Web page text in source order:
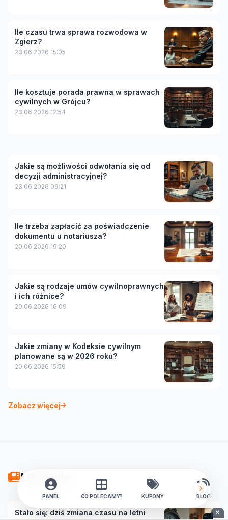
Ile czasu trwa sprawa rozwodowa w
Zgierz?
23.06.2026 15:05
Ile kosztuje porada prawna w sprawach
cywilnych w Grójcu?
23.06.2026 12:54
Jakie są możliwości odwołania się od
decyzji administracyjnej?
23.06.2026 09:21
Ile trzeba zapłacić za poświadczenie
dokumentu u notariusza?
20.06.2026 19:20
Jakie są rodzaje umów cywilnoprawnych
i ich różnice?
20.06.2026 16:09
Jakie zmiany w Kodeksie cywilnym
planowane są w 2026 roku?
20.06.2026 15:59
Zobacz więcej
Lifestyle
Stało się: dziś zmiana czasu na letni
PANEL CO POLECAMY? KUPONY BLOG